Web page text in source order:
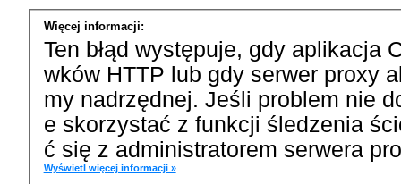
Więcej informacji:
Ten błąd występuje, gdy aplikacja
wków HTTP lub gdy serwer proxy
my nadrzędnej. Jeśli problem nie
e skorzystać z funkcji śledzenia
ć się z administratorem serwera
Wyświetl więcej informacji »